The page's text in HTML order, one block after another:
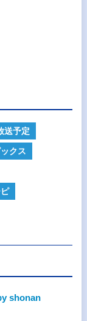
送予定
クス
shonan